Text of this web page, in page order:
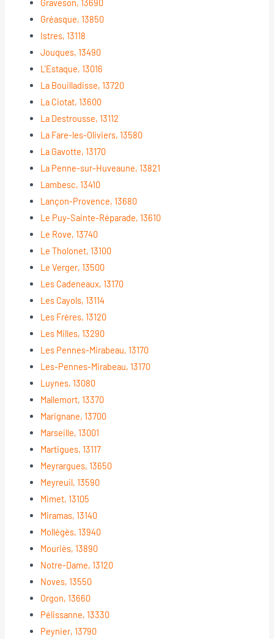
Graveson, 13690
Gréasque, 13850
Istres, 13118
Jouques, 13490
L'Estaque, 13016
La Bouilladisse, 13720
La Ciotat, 13600
La Destrousse, 13112
La Fare-les-Oliviers, 13580
La Gavotte, 13170
La Penne-sur-Huveaune, 13821
Lambesc, 13410
Lançon-Provence, 13680
Le Puy-Sainte-Réparade, 13610
Le Rove, 13740
Le Tholonet, 13100
Le Verger, 13500
Les Cadeneaux, 13170
Les Cayols, 13114
Les Frères, 13120
Les Milles, 13290
Les Pennes-Mirabeau, 13170
Les-Pennes-Mirabeau, 13170
Luynes, 13080
Mallemort, 13370
Marignane, 13700
Marseille, 13001
Martigues, 13117
Meyrargues, 13650
Meyreuil, 13590
Mimet, 13105
Miramas, 13140
Mollégès, 13940
Mouriès, 13890
Notre-Dame, 13120
Noves, 13550
Orgon, 13660
Pélissanne, 13330
Peynier, 13790